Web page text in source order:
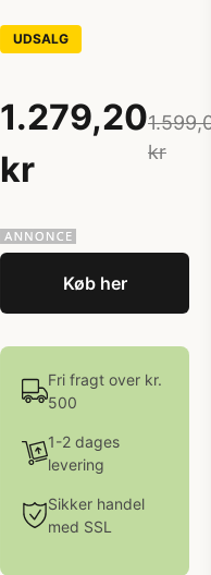
UDSALG
1.279,20
kr
kr
Køb her
Fri fragt over kr.
500
1-2 dages
levering
Sikker handel
med SSL